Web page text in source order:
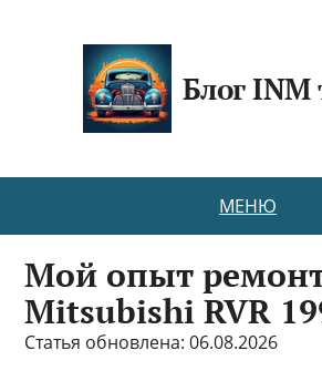
Блог
МЕНЮ
Мой опыт
Mitsubishi RVR
Статья обновлена: 06.08.2026